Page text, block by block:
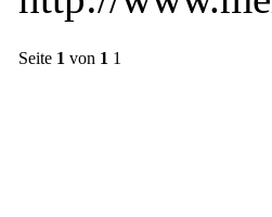
Seite 1 von 1 1